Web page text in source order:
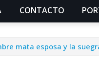
CONTACTO
mata esposa y la